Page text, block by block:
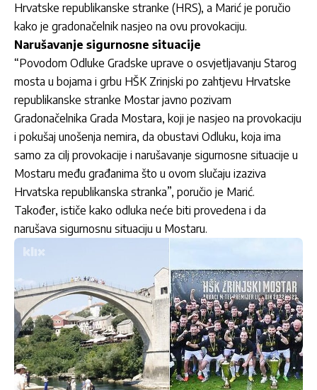
Hrvatske republikanske stranke (HRS), a Marić je poručio
kako je gradonačelnik nasjeo na ovu provokaciju.
Narušavanje sigurnosne situacije
“Povodom Odluke Gradske uprave o osvjetljavanju Starog
mosta u bojama i grbu HŠK Zrinjski po zahtjevu Hrvatske
republikanske stranke Mostar javno pozivam
Gradonačelnika Grada Mostara, koji je nasjeo na provokaciju
i pokušaj unošenja nemira, da obustavi Odluku, koja ima
samo za cilj provokacije i narušavanje sigurnosne situacije u
Mostaru među građanima što u ovom slučaju izaziva
Hrvatska republikanska stranka”, poručio je Marić.
Također, ističe kako odluka neće biti provedena i da
narušava sigurnosnu situaciju u Mostaru.